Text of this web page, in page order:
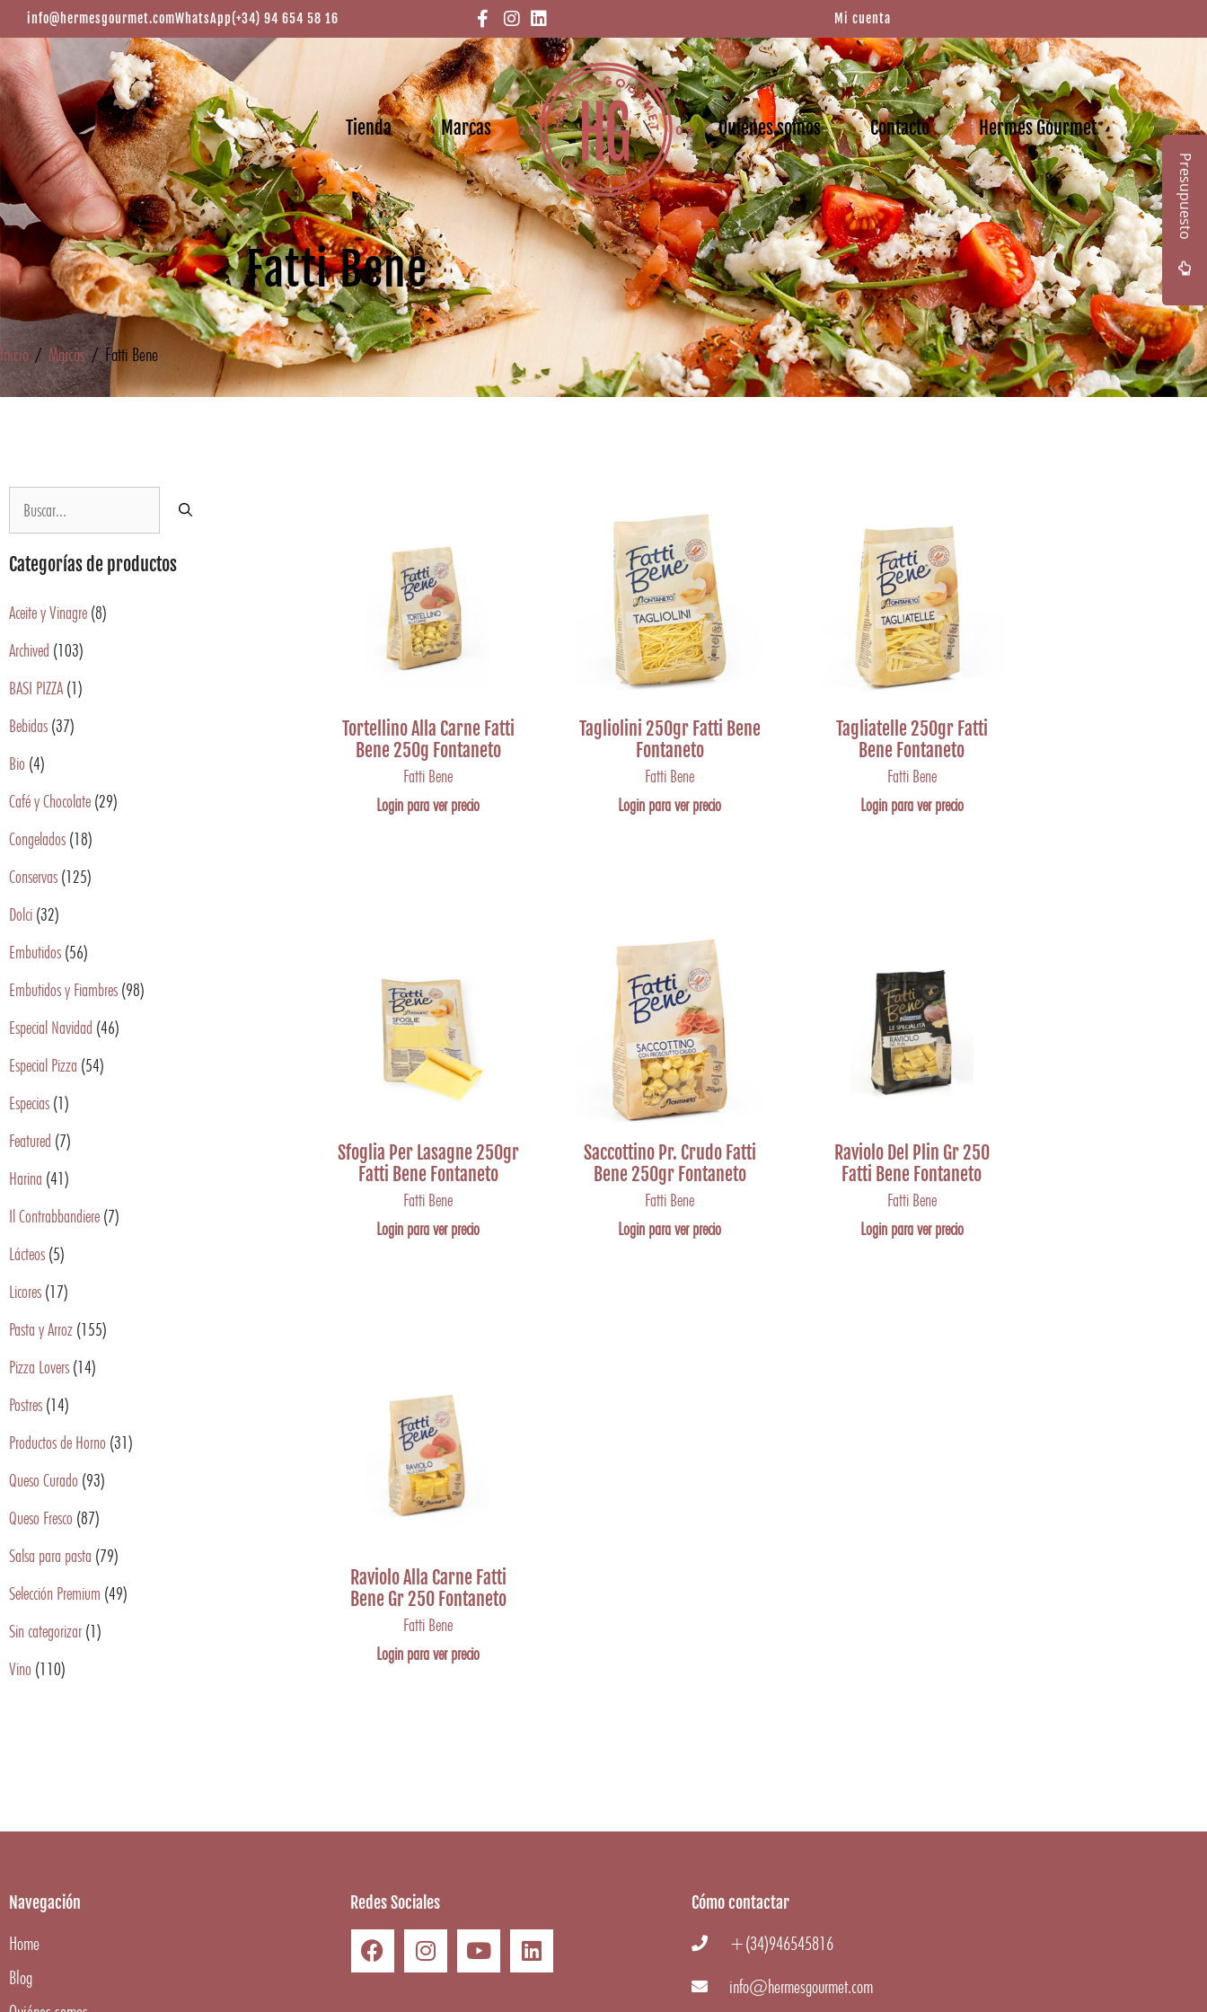
info@hermesgourmet.comWhatsApp(+34) 94 654 58 16 Mi cuenta
Tienda Marcas Quiénes somos Contacto Hermes Gourmet
Fatti Bene
Inicio / Marcas/ Fatti Bene
Categorías de productos
Aceite y Vinagre (8)
Archived (103)
BASI PIZZA (1)
Bebidas (37)
Bio (4)
Café y Chocolate (29)
Congelados (18)
Conservas (125)
Dolci (32)
Embutidos (56)
Embutidos y Fiambres (98)
Especial Navidad (46)
Especial Pizza (54)
Especias (1)
Featured (7)
Harina (41)
Il Contrabbandiere (7)
Lácteos (5)
Licores (17)
Pasta y Arroz (155)
Pizza Lovers (14)
Postres (14)
Productos de Horno (31)
Queso Curado (93)
Queso Fresco (87)
Salsa para pasta (79)
Selección Premium (49)
Sin categorizar (1)
Vino (110)
Tortellino Alla Carne Fatti
Bene 250g Fontaneto
Fatti Bene
Login para ver precio
Tagliolini 250gr Fatti Bene
Fontaneto
Fatti Bene
Login para ver precio
Tagliatelle 250gr Fatti
Bene Fontaneto
Fatti Bene
Login para ver precio
Sfoglia Per Lasagne 250gr
Fatti Bene Fontaneto
Fatti Bene
Login para ver precio
Saccottino Pr. Crudo Fatti
Bene 250gr Fontaneto
Fatti Bene
Login para ver precio
Raviolo Del Plin Gr 250
Fatti Bene Fontaneto
Fatti Bene
Login para ver precio
Raviolo Alla Carne Fatti
Bene Gr 250 Fontaneto
Fatti Bene
Login para ver precio
Navegación
Home
Blog
Redes Sociales Cómo contactar
+(34)946545816
info@hermesgourmet.com
Presupuesto